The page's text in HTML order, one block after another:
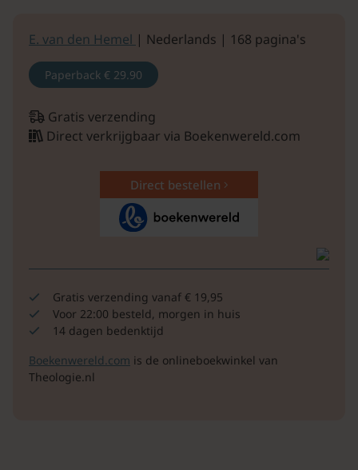
E. van den Hemel | Nederlands | 168 pagina's
Paperback € 29.90
Gratis verzending
Direct verkrijgbaar via Boekenwereld.com
Direct bestellen
Gratis verzending vanaf € 19,95
Voor 22:00 besteld, morgen in huis
14 dagen bedenktijd
Boekenwereld.com is de onlineboekwinkel van
Theologie.nl